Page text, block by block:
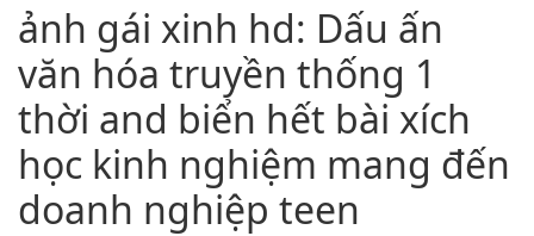
ảnh gái xinh hd: Dấu ấn
văn hóa truyền thống 1
thời and biển hết bài xích
học kinh nghiệm mang đến
doanh nghiệp teen